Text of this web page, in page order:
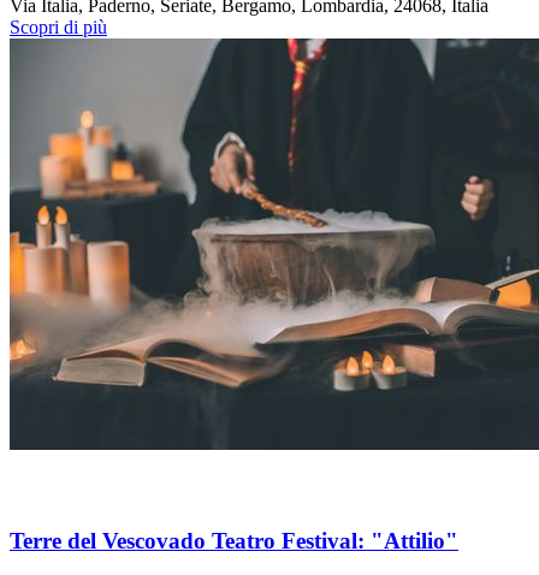
Via Italia, Paderno, Seriate, Bergamo, Lombardia, 24068, Italia
Scopri di più
Terre del Vescovado Teatro Festival: "Attilio"